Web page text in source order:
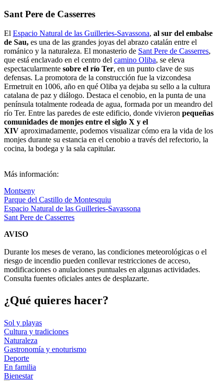
Sant Pere de Casserres
El Espacio Natural de las Guilleries-Savassona, al sur del embalse
de Sau, es una de las grandes joyas del abrazo catalán entre el
románico y la naturaleza. El monasterio de Sant Pere de Casserres,
que está enclavado en el centro del camino Oliba, se eleva
espectacularmente sobre el río Ter, en un punto clave de sus
defensas. La promotora de la construcción fue la vizcondesa
Ermetruit en 1006, año en qué Oliba ya dejaba su sello a la cultura
catalana de paz y diálogo. Destaca el cenobio, en la punta de una
península totalmente rodeada de agua, formada por un meandro del
río Ter. Entre las paredes de este edificio, donde vivieron pequeñas
comunidades de monjes entre el siglo X y el
XIV aproximadamente, podemos visualizar cómo era la vida de los
monjes durante su estancia en el cenobio a través del refectorio, la
cocina, la bodega y la sala capitular.
Más información:
Montseny
Parque del Castillo de Montesquiu
Espacio Natural de las Guilleries-Savassona
Sant Pere de Casserres
AVISO
Durante los meses de verano, las condiciones meteorológicas o el
riesgo de incendio pueden conllevar restricciones de acceso,
modificaciones o anulaciones puntuales en algunas actividades.
Consulta fuentes oficiales antes de desplazarte.
¿Qué quieres hacer?
Sol y playas
Cultura y tradiciones
Naturaleza
Gastronomía y enoturismo
Deporte
En familia
Bienestar